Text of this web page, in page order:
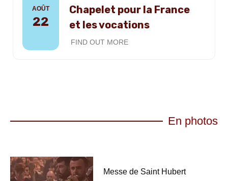
AOÛT
22
Chapelet pour la France
et les vocations
FIND OUT MORE
En photos
Messe de Saint Hubert